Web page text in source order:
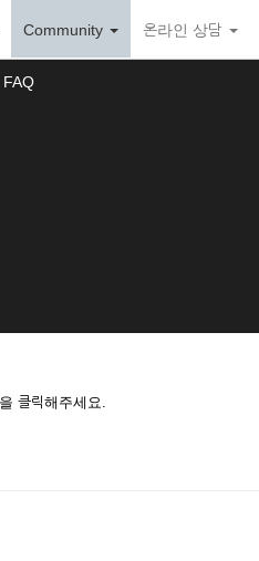
Community 온라인 상담
FAQ
클릭해주세요.